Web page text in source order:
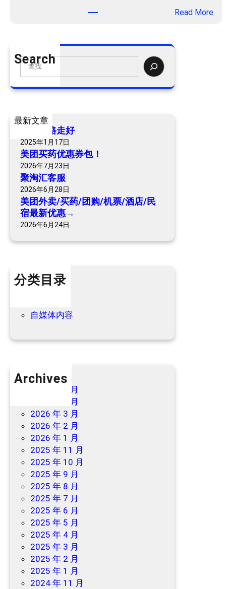
Read More：
Search
S
a
h
最新文章
爷爷一路走好
2025年1月17日
美团买药优惠券包！
2026年7月23日
聚淘汇客服
2026年6月28日
美团外卖/买药/团购/机票/酒店/民
宿最新优惠→
2026年6月24日
分类目录
自媒体内容
Archives
2026 年 7 月
2026 年 6 月
2026 年 3 月
2026 年 2 月
2026 年 1 月
2025 年 11 月
2025 年 10 月
2025 年 9 月
2025 年 8 月
2025 年 7 月
2025 年 6 月
2025 年 5 月
2025 年 4 月
2025 年 3 月
2025 年 2 月
2025 年 1 月
2024 年 11 月